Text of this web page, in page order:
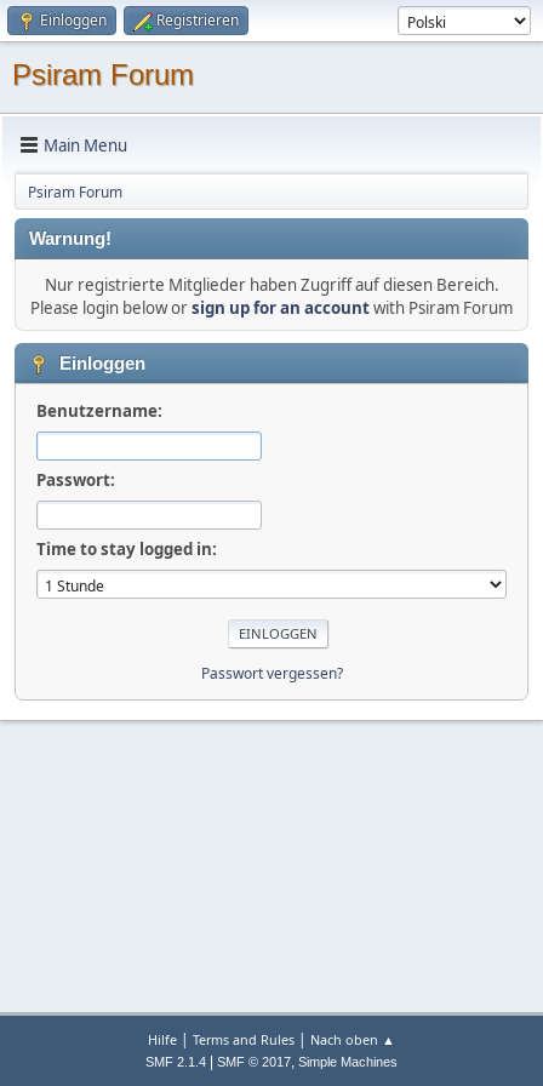
Einloggen Registrieren
Psiram Forum
Main Menu
Psiram Forum
Warnung!
Nur registrierte Mitglieder haben Zugriff auf diesen Bereich.
Please login below orsign up for an accountwith Psiram Forum
Einloggen
Benutzername:
Passwort:
Time to stay logged in:
Passwort vergessen?
Hilfe | Terms and Rules | Nach oben ▲
SMF 2.1.4 SMF © 2017, Simple Machines